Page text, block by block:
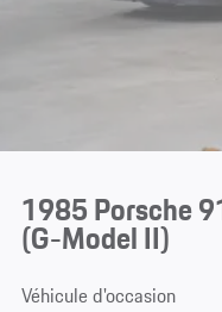
1985 Porsche
(G-Model II)
Véhicule d'occasion